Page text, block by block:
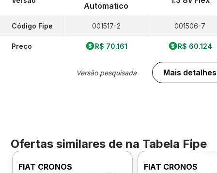
Código Fipe
Preço
Automatico
001517-2
R$ 70.161
Versão pesquisada
001506-7
R$ 60.124
Mais detalhes
Ofertas similares de na Tabela Fipe
FIAT CRONOS FIAT CRONOS